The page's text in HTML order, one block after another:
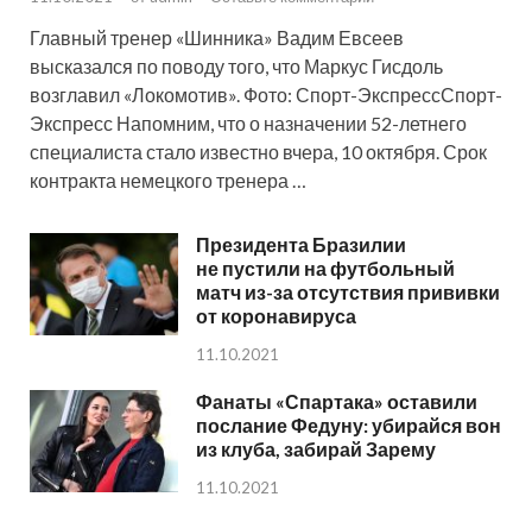
Главный тренер «Шинника» Вадим Евсеев
высказался по поводу того, что Маркус Гисдоль
возглавил «Локомотив». Фото: Спорт-ЭкспрессСпорт-
Экспресс Напомним, что о назначении 52-летнего
специалиста стало известно вчера, 10 октября. Срок
контракта немецкого тренера …
Президента Бразилии
не пустили на футбольный
матч из-за отсутствия прививки
от коронавируса
11.10.2021
Фанаты «Спартака» оставили
послание Федуну: убирайся вон
из клуба, забирай Зарему
11.10.2021